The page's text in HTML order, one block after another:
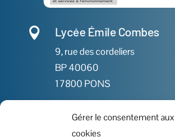
Gérer le consentement aux
cookies
 Lycée Émile Combes
9, rue des cordeliers
BP 40060
17800 PONS
05 46 91 86 00